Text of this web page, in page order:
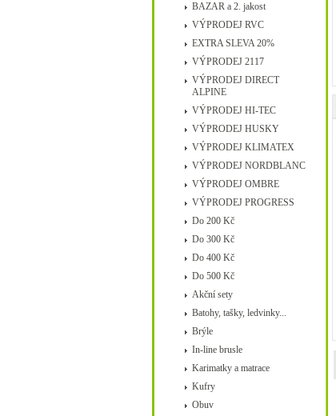
BAZAR a 2. jakost
VÝPRODEJ RVC
EXTRA SLEVA 20%
VÝPRODEJ 2117
VÝPRODEJ DIRECT
ALPINE
VÝPRODEJ HI-TEC
VÝPRODEJ HUSKY
VÝPRODEJ KLIMATEX
VÝPRODEJ NORDBLANC
VÝPRODEJ OMBRE
VÝPRODEJ PROGRESS
Do 200 Kč
Do 300 Kč
Do 400 Kč
Do 500 Kč
Akční sety
Batohy, tašky, ledvinky...
Brýle
In-line brusle
Karimatky a matrace
Kufry
Obuv